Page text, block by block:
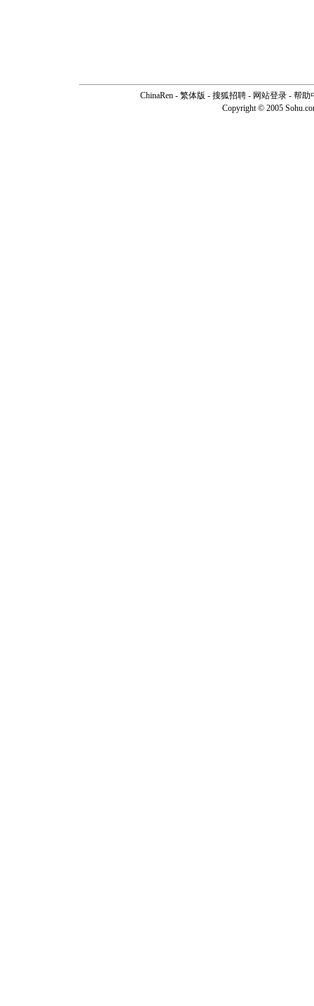
ChinaRen - 繁体版 - 搜狐招聘 - 网站登录 - 帮助
Copyright © 2005